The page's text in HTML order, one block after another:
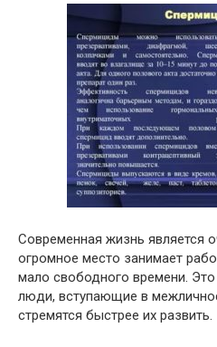
Современная жизнь является
огромное место занимает
мало свободного времени. Это
люди, вступающие в
стремятся быстрее их развить.